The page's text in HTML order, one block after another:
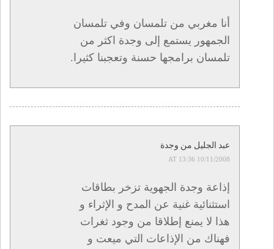
أنا مغربي من تلمسان وفي تلمسان
الجمهور يستمع إلى وجدة اكثر من
تلمسان برامجها حسنة وتعجبنا كثيرا.
عبد الجليل من وجدة
10/11/2008 AT 13:36
إذاعة وجدة الجهوية تزخر بطاقات
استثنائية غنية عن المدح و الإثراء و
هذا لا يمنع إطلاقا من وجود ثغرات
فهناك من الإذاعات التي ميعت و